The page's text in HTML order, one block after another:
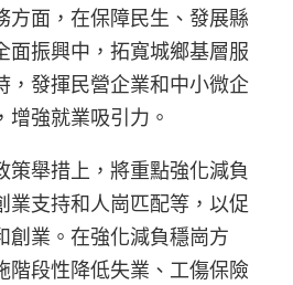
方面，在保障民生、發展縣
面振興中，拓寬城鄉基層服
，發揮民營企業和中小微企
強就業吸引力。
策舉措上，將重點強化減負
業支持和人崗匹配等，以促
創業。在強化減負穩崗方
階段性降低失業、工傷保險